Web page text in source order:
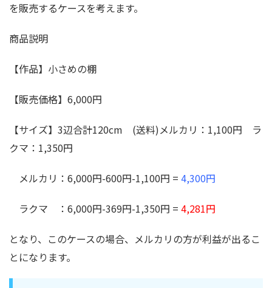
を販売するケースを考えます。
商品説明
【作品】小さめの棚
【販売価格】6,000円
【サイズ】3辺合計120cm (送料)メルカリ：1,100円 ラ
クマ：1,350円
メルカリ：6,000円-600円-1,100円 = 4,300円
ラクマ ：6,000円-369円-1,350円 = 4,281円
となり、このケースの場合、メルカリの方が利益が出るこ
とになります。